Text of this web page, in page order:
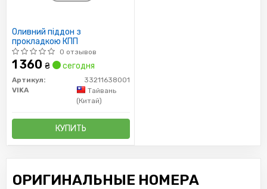
Оливний піддон з
прокладкою КПП
0 отзывов
1 360 ₴ сегодня
Артикул:
33211638001
VIKA
Тайвань
(Китай)
КУПИТЬ
ОРИГИНАЛЬНЫЕ НОМЕРА